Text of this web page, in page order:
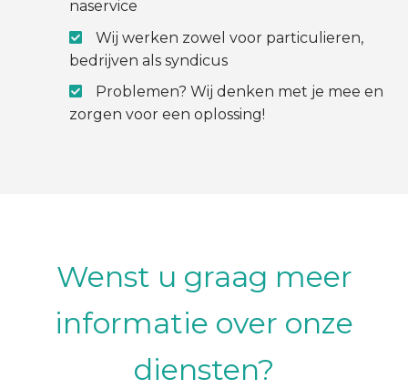
naservice
Wij werken zowel voor particulieren,
bedrijven als syndicus
Problemen? Wij denken met je mee en
zorgen voor een oplossing!
Wenst u graag meer
informatie over onze
diensten?